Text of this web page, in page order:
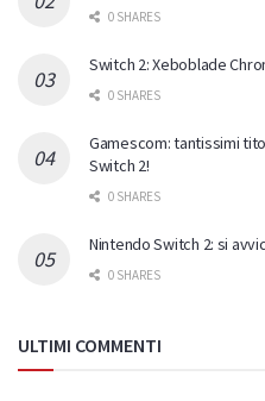
0 SHARES
Switch 2: Xeboblade
0 SHARES
Gamescom: tantissimi
Switch 2!
0 SHARES
Nintendo Switch 2: si
0 SHARES
ULTIMI COMMENTI